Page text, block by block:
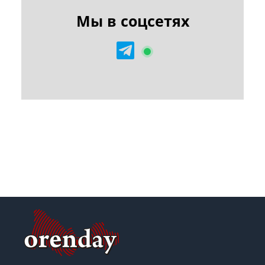
Мы в соцсетях